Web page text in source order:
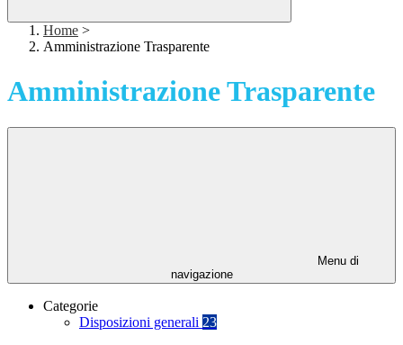
Home >
Amministrazione Trasparente
Amministrazione Trasparente
Menu di
navigazione
Categorie
Disposizioni generali 23